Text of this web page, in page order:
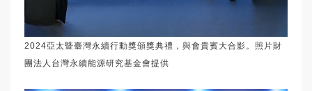
2024亞太暨臺灣永續行動獎頒獎典禮，與會貴賓大合影。照片財
團法人台灣永續能源研究基金會提供